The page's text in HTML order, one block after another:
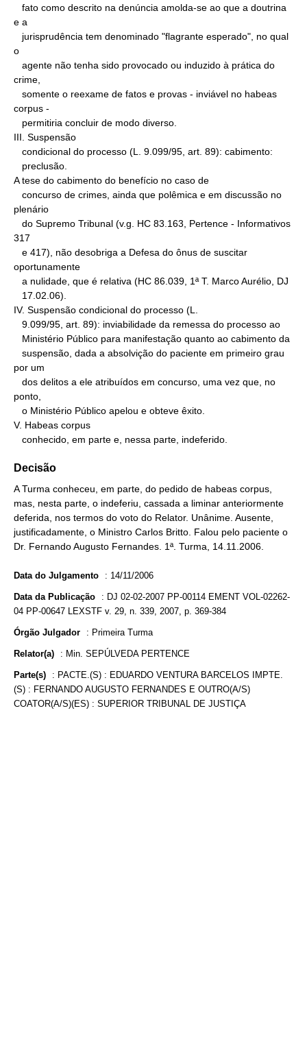
e a
o
crime,
corpus -
III. Suspensão
A tese do cabimento do benefício no caso de
plenário
317
oportunamente
IV. Suspensão condicional do processo (L.
por um
ponto,
V. Habeas corpus
   conhecido, em parte e, nessa parte, indeferido.
Decisão
A Turma conheceu, em parte, do pedido de habeas corpus,
mas, nesta parte, o indeferiu, cassada a liminar anteriormente
deferida, nos termos do voto do Relator. Unânime. Ausente,
justificadamente, o Ministro Carlos Britto. Falou pelo paciente o
Dr. Fernando Augusto Fernandes. 1ª. Turma, 14.11.2006.
Data do Julgamento : 14/11/2006
Data da Publicação : DJ 02-02-2007 PP-00114 EMENT VOL-02262-
04 PP-00647 LEXSTF v. 29, n. 339, 2007, p. 369-384
Órgão Julgador : Primeira Turma
Relator(a) : Min. SEPÚLVEDA PERTENCE
Parte(s) : PACTE.(S) : EDUARDO VENTURA BARCELOS IMPTE.
(S) : FERNANDO AUGUSTO FERNANDES E OUTRO(A/S)
COATOR(A/S)(ES) : SUPERIOR TRIBUNAL DE JUSTIÇA